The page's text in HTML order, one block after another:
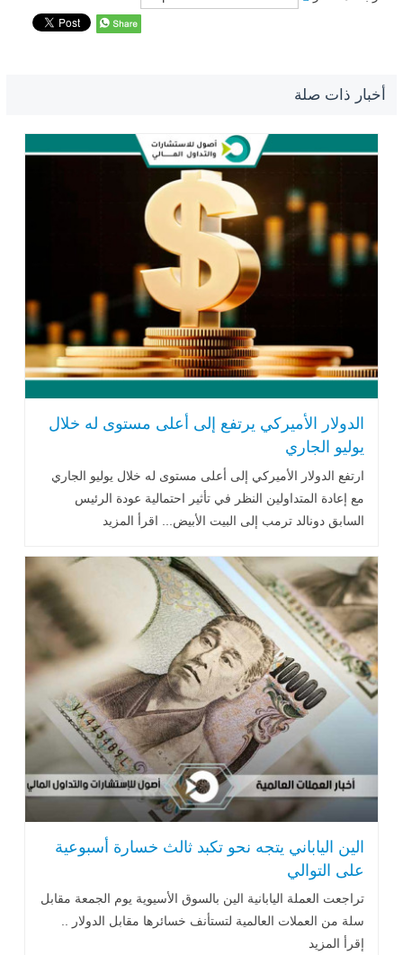
أخبار ذات صلة
الدولار الأميركي يرتفع إلى أعلى مستوى له خلال
يوليو الجاري
ارتفع الدولار الأميركي إلى أعلى مستوى له خلال يوليو الجاري
مع إعادة المتداولين النظر في تأثير احتمالية عودة الرئيس
السابق دونالد ترمب إلى البيت الأبيض... اقرأ المزيد
الين الياباني يتجه نحو تكبد ثالث خسارة أسبوعية
على التوالي
تراجعت العملة اليابانية الين بالسوق الأسيوية يوم الجمعة مقابل
سلة من العملات ‏العالمية لتستأنف خسائرها مقابل الدولار ..
إقرأ المزيد